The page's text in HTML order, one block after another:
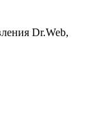
Dr.Web,